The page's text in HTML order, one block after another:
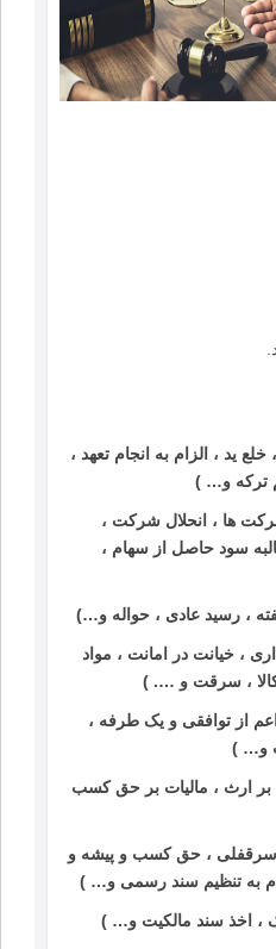
ید ، الزام به انجام تعهد ،
ترکه و… )
ها ، انحلال شرکت ،
سود حاصل از سهام ،
، رسید عادی ، حواله و…)
، خیانت در امانت ، مواد
، سرقت و …. )
از توافقی و یک طرفه ،
و… )
بر ارث ، مالیات بر حق کسب
سرقفلی ، حق کسب و پیشه و
به تنظیم سند رسمی و… )
، اخذ سند مالکیت و… )